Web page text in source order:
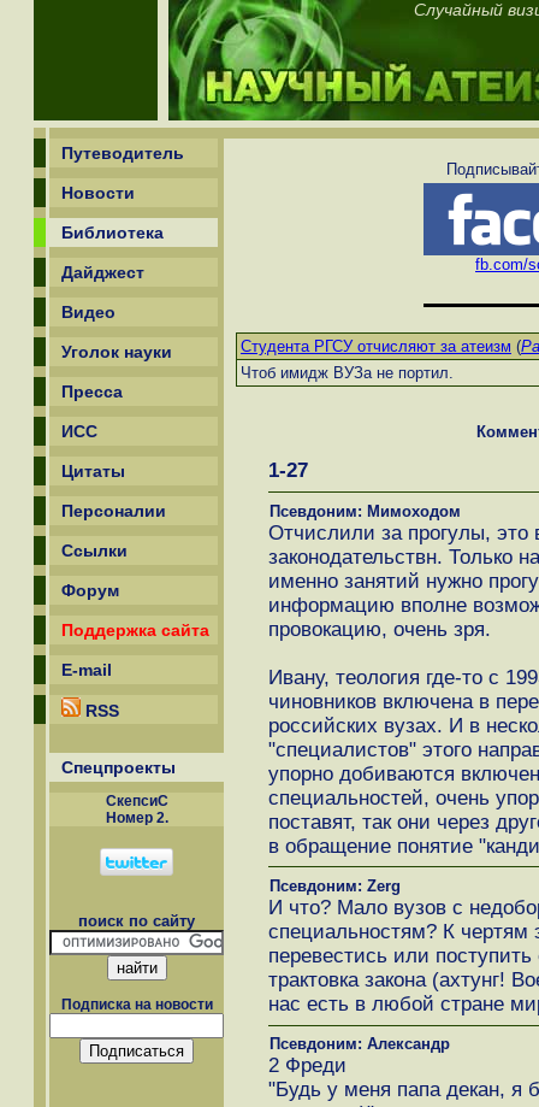
Случайный
Путеводитель
Новости
Библиотека
Дайджест
Видео
Уголок науки
Пресса
ИСС
Цитаты
Персоналии
Ссылки
Форум
Поддержка сайта
E-mail
RSS
Спецпроекты
СкепсиС
Номер 2.
поиск по сайту
Подписка на новости
fb.com/
Студента РГСУ отчисляют за атеизм (
Чтоб имидж ВУЗа не портил.
1-27
Псевдоним: Мимоходом
Отчислили за прогулы,
законодательствн. Только
именно занятий нужно
информацию вполне
провокацию, очень зря.
Ивану, теология где-то с
чиновников включена в
российских вузах. И в
"специалистов" этого
упорно добиваются
специальностей, очень
поставят, так они через
в обращение понятие
Псевдоним: Zerg
И что? Мало вузов с
специальностям? К чертям
перевестись или
трактовка закона (ахтунг!
нас есть в любой стране
Псевдоним: Александр
2 Фреди
"Будь у меня папа декан, я